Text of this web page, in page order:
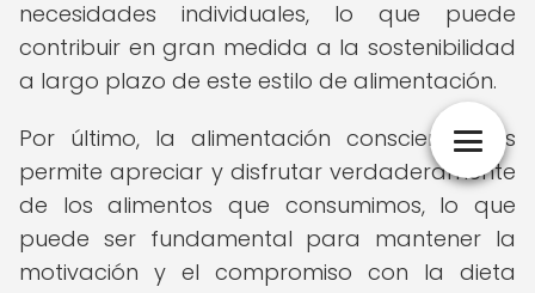
necesidades individuales, lo que puede
contribuir en gran medida a la sostenibilidad
a largo plazo de este estilo de alimentación.
Por último, la alimentación consciente nos
permite apreciar y disfrutar verdaderamente
de los alimentos que consumimos, lo que
puede ser fundamental para mantener la
motivación y el compromiso con la dieta